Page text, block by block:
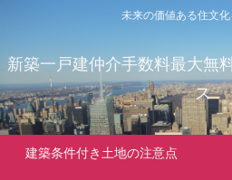
未来の価値ある住文
新築一戸建仲介手数料最大無
ス
建築条件付き土地の注意点